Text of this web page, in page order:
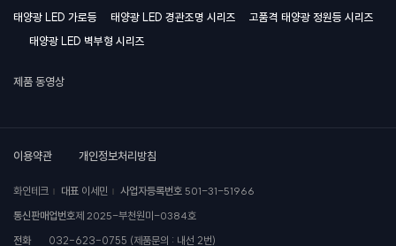
태양광 LED 가로등 태양광 LED 경관조명 시리즈
고품격 태양광 정원등 시리즈
태양광 LED 벽부형 시리즈
제품 동영상
이용약관 개인정보처리방침
화인테크 대표 이세민 사업자등록번호 501-31-51966
통신판매업번호제 2025-부천원미-0384호
전화
032-623-0755 (제품문의 : 내선 2번)